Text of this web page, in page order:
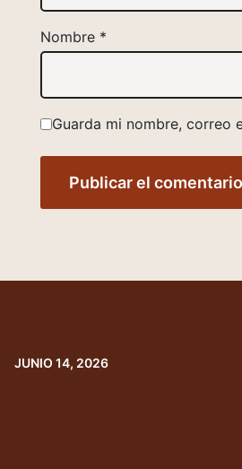
Nombre *
Guarda mi nombre, correo
JUNIO 14, 2026